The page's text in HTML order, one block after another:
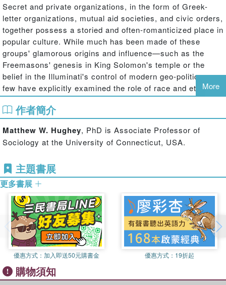
Secret and private organizations, in the form of Greek-
letter organizations, mutual aid societies, and civic orders,
together possess a storied and often-romanticized place in
popular culture. While much has been made of these
groups' glamorous origins and influence—such as the
Freemasons' genesis in King Solomon's temple or the
belief in the Illuminati's control of modern geo-politics—
few have explicitly examined the role of race and ethnicity
in organizing and perpetuating these cloistered orders.
This volume directly addresses the inattention paid to the
salience of race in secret societies. Through an
examination of the Historically Black and White
Fraternities and Sororities, the Ku Klux Klan in the US, the
Indies, Gypsies in the United Kingdom, Black and White
Temperance Lodges, and African American Order of the
in these organizations.
This important contribution examines how such orders are
both cause and consequence of colonization, segregation,
and subjugation, as well as their varied roles as both
catalysts and impediments to developing personal
excellence, creating fictive kinship ties, and fostering
racial uplift, nationalism, and cohesion.
More
作者簡介
Matthew W. Hughey, PhD is Associate Professor of
Sociology at the University of Connecticut, USA.
主題書展
更多書展
優惠方式： 加入即送50元購書金 優惠方式： 19折起
購物須知